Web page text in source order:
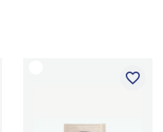
favorite_border